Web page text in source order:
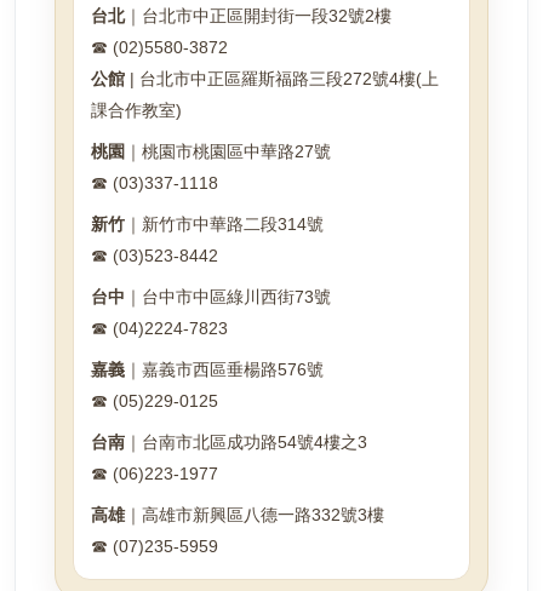
台北｜台北市中正區開封街一段32號2樓
☎ (02)5580-3872
公館 | 台北市中正區羅斯福路三段272號4樓(上
課合作教室)
桃園 ｜桃園市桃園區中華路27號
☎ (03)337-1118
新竹 ｜新竹市中華路二段314號
☎ (03)523-8442
台中 ｜台中市中區綠川西街73號
☎ (04)2224-7823
嘉義 ｜嘉義市西區垂楊路576號
☎ (05)229-0125
台南 ｜台南市北區成功路54號4樓之3
☎ (06)223-1977
高雄｜高雄市新興區八德一路332號3樓
☎ (07)235-5959